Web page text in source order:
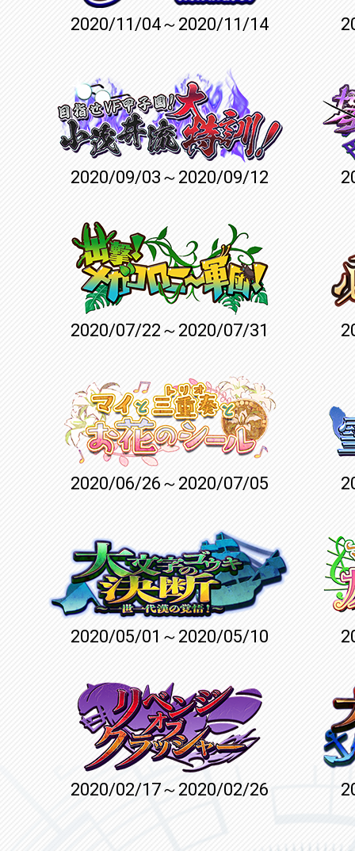
2020/11/04～2020/11/14
2020/09/03～2020/09/12
2020/07/22～2020/07/31
2020/06/26～2020/07/05
2020/05/01～2020/05/10
2020/02/17～2020/02/26